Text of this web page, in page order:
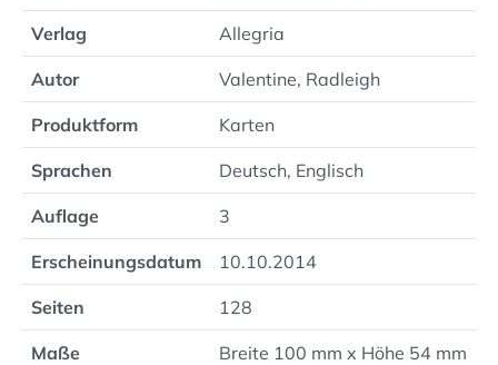
Verlag Allegria
Autor Valentine, Radleigh
Produktform Karten
Sprachen Deutsch, Englisch
Auflage 3
Erscheinungsdatum 10.10.2014
Seiten 128
Maße Breite 100 mm x Höhe 54 mm